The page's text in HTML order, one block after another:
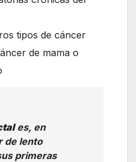
tipos de cáncer
de mama o
es, en
de lento
primeras